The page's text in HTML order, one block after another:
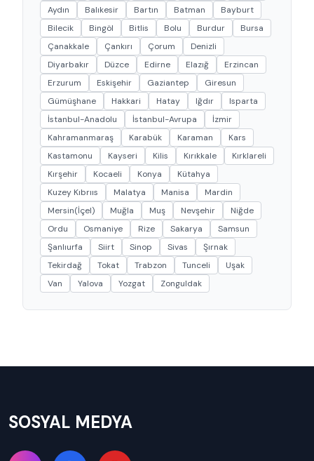
Aydın
Balıkesir Bartın Batman
Bayburt
Bilecik
Bingöl Bitlis Bolu Burdur
Bursa
Çanakkale
Çankırı Çorum
Denizli
Diyarbakır
Düzce Edirne Elazığ
Erzincan
Erzurum
Eskişehir Gaziantep
Giresun
Gümüşhane
Hakkari Hatay Iğdır
Isparta
İstanbul-Anadolu
İstanbul-Avrupa
İzmir
Kahramanmaraş
Karabük Karaman
Kars
Kastamonu
Kayseri Kilis Kırıkkale
Kırklareli
Kırşehir
Kocaeli Konya
Kütahya
Kuzey Kıbrııs
Malatya Manisa
Mardin
Mersin(İçel)
Muğla Muş Nevşehir
Niğde
Ordu
Osmaniye Rize Sakarya
Samsun
Şanlıurfa
Siirt Sinop Sivas
Şırnak
Tekirdağ
Tokat Trabzon Tunceli
Uşak
Van
Yalova Yozgat Zonguldak
SOSYAL MEDYA